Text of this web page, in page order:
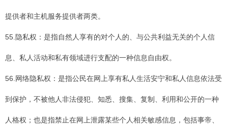
提供者和主机服务提供者两类。
55.隐私权：是指自然人享有的对个人的、与公共利益无关的个人信
息、私人活动和私有领域进行支配的一种信息自由权。
56.网络隐私权：是指公民在网上享有私人生活安宁和私人信息依法受
到保护，不被他人非法侵犯、知悉、搜集、复制、利用和公开的一种
人格权；也是指禁止在网上泄露某些个人相关敏感信息，包括事帝、